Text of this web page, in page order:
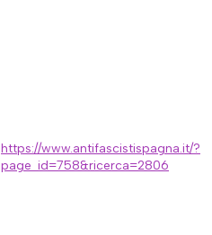
https://www.antifascistispagna.it/?
page_id=758&ricerca=2806